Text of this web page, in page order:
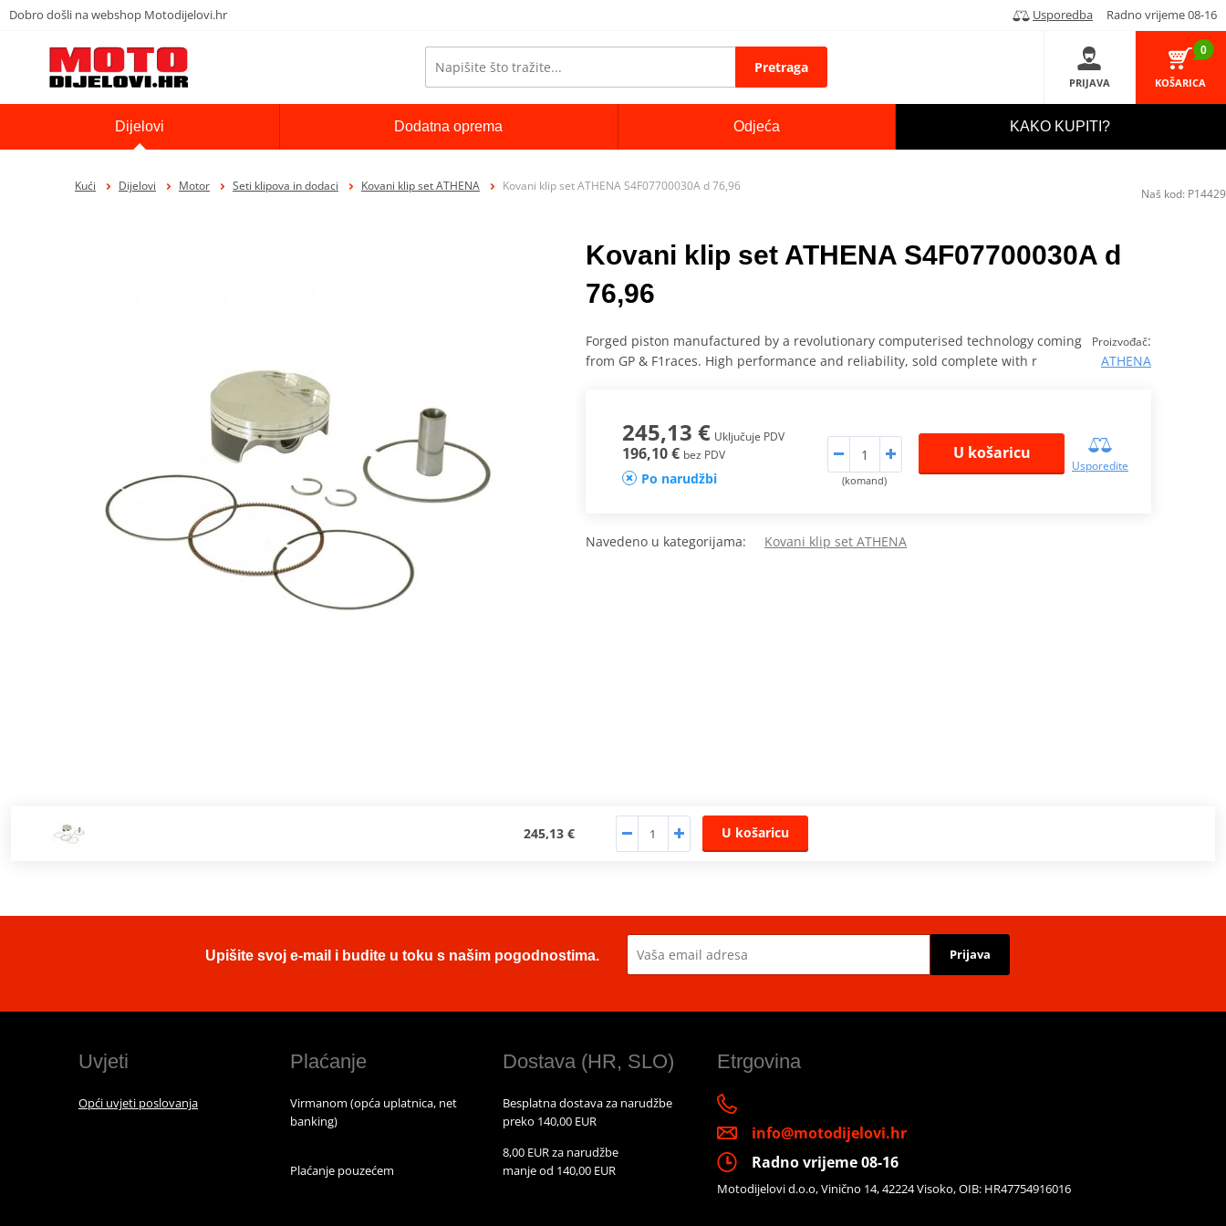
Dobro došli na webshop Motodijelovi.hr Usporedba Radno vrijeme 08-16
Pretraga
PRIJAVA
0
KOŠARICA
Dijelovi Dodatna oprema Odjeća KAKO KUPITI?
Kući Dijelovi Motor Seti klipova in dodaci Kovani klip set ATHENA Kovani klip set ATHENA S4F07700030A d 76,96
Kovani klip set ATHENA S4F07700030A d
76,96
Proizvođač:
ATHENA
Forged piston manufactured by a revolutionary computerised technology coming
from GP & F1races. High performance and reliability, sold complete with r
245,13 € Uključuje PDV
196,10 € bez PDV
Po narudžbi (komand)
U košaricu
Usporedite
Navedeno u kategorijama: Kovani klip set ATHENA
245,13 € U košaricu
Naš kod: P14429
Upišite svoj e-mail i budite u toku s našim pogodnostima. Prijava
Uvjeti
Opći uvjeti poslovanja
Plaćanje
Virmanom (opća uplatnica, net
banking)
Plaćanje pouzećem
Dostava (HR, SLO)
Besplatna dostava za narudžbe
preko 140,00 EUR
8,00 EUR za narudžbe
manje od 140,00 EUR
Etrgovina
info@motodijelovi.hr
Radno vrijeme 08-16
Motodijelovi d.o.o, Vinično 14, 42224 Visoko, OIB: HR47754916016